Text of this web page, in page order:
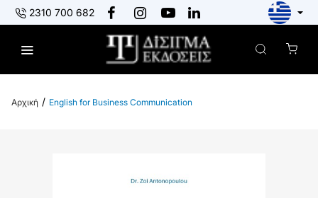
2310 700 682
English for Business Communication